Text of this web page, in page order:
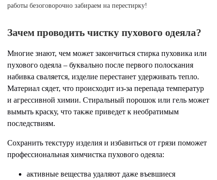
работы безоговорочно забираем на перестирку!
Зачем проводить чистку пухового одеяла?
Многие знают, чем может закончиться стирка пуховика или
пухового одеяла – буквально после первого полоскания
набивка сваляется, изделие перестанет удерживать тепло.
Материал сядет, что происходит из-за перепада температур
и агрессивной химии. Стиральный порошок или гель может
вымыть краску, что также приведет к необратимым
последствиям.
Сохранить текстуру изделия и избавиться от грязи поможет
профессиональная химчистка пухового одеяла:
активные вещества удаляют даже въевшиеся